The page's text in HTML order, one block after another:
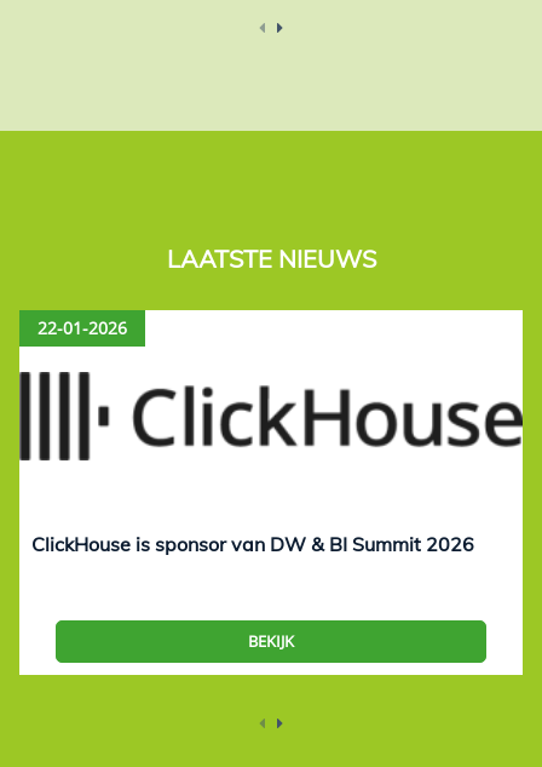
LAATSTE NIEUWS
22-01-2026
ClickHouse is sponsor van DW & BI Summit 2026
BEKIJK